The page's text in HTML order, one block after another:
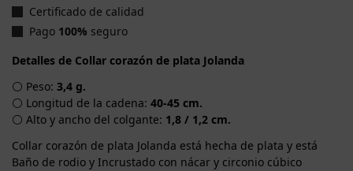
Certificado de calidad
Pago 100% seguro
Detalles de Collar corazón de plata Jolanda
⚪ Peso: 3,4 g.
⚪ Longitud de la cadena: 40-45 cm.
⚪ Alto y ancho del colgante: 1,8 / 1,2 cm.
Collar corazón de plata Jolanda está hecha de plata y está
Baño de rodio y Incrustado con nácar y circonio cúbico